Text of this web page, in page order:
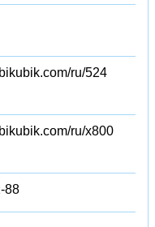
ru/524
ru/x800
88